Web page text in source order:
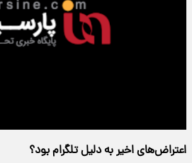
اعتراض‌های اخیر به دلیل تلگرام بود؟